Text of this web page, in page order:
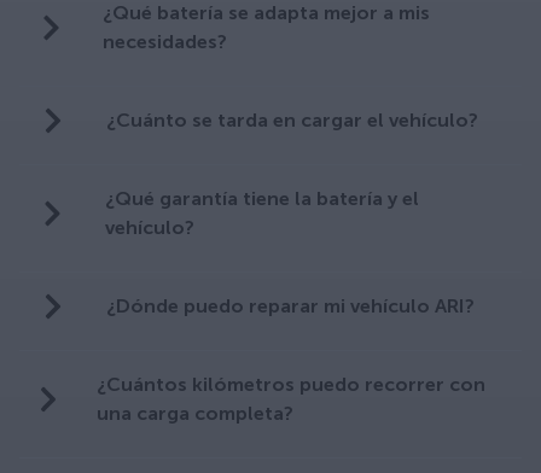
¿Qué batería se adapta mejor a mis
necesidades?
¿Cuánto se tarda en cargar el vehículo?
¿Qué garantía tiene la batería y el
vehículo?
¿Dónde puedo reparar mi vehículo ARI?
¿Cuántos kilómetros puedo recorrer con
una carga completa?